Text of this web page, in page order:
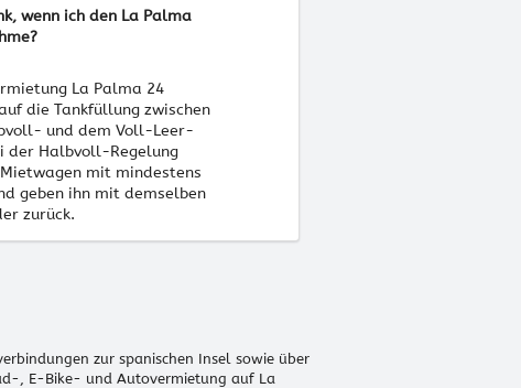
wenn ich den La Palma
La Palma 24
die Tankfüllung zwischen
und dem Voll-Leer-
der Halbvoll-Regelung
mit mindestens
geben ihn mit demselben
zurück.
zur spanischen Insel sowie über
, E-Bike- und Autovermietung auf La